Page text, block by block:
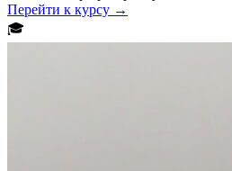
Перейти к курсу →
🎓